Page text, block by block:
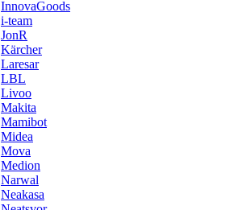
InnovaGoods
i-team
JonR
Kärcher
Laresar
LBL
Livoo
Makita
Mamibot
Midea
Mova
Medion
Narwal
Neakasa